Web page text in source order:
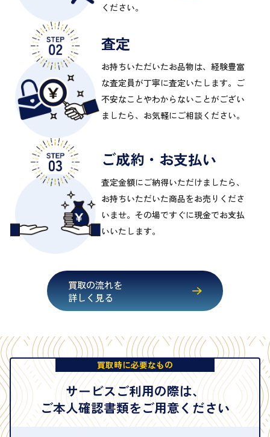
ください。
査定
お持ちいただいたお品物は、経験豊富
な査定員が丁寧に査定いたします。ご
不安なことやわからないことがござい
ましたら、お気軽にご相談ください。
ご成約・お支払い
査定金額にご納得いただけましたら、
お持ちいただいた商品をお売りくださ
いませ。その場ですぐに現金でお支払
いいたします。
買取の流れを
詳しく見る
買取時に必要なもの
サービスご利用の際は、
ご本人確認書類をご用意ください